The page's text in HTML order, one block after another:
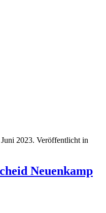
2023. Veröffentlicht in
Neuenkamp